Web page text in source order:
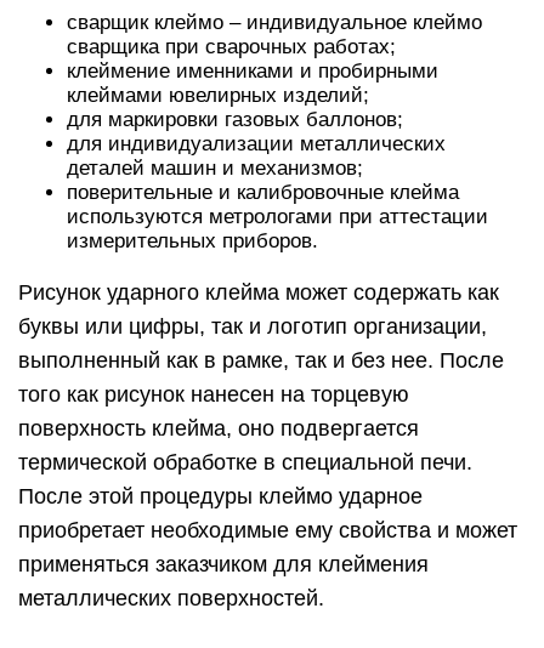
сварщик клеймо – индивидуальное клеймо
сварщика при сварочных работах;
клеймение именниками и пробирными
клеймами ювелирных изделий;
для маркировки газовых баллонов;
для индивидуализации металлических
деталей машин и механизмов;
поверительные и калибровочные клейма
используются метрологами при аттестации
измерительных приборов.
Рисунок ударного клейма может содержать как
буквы или цифры, так и логотип организации,
выполненный как в рамке, так и без нее. После
того как рисунок нанесен на торцевую
поверхность клейма, оно подвергается
термической обработке в специальной печи.
После этой процедуры клеймо ударное
приобретает необходимые ему свойства и может
применяться заказчиком для клеймения
металлических поверхностей.